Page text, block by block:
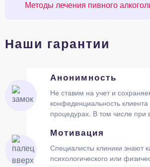
Методы лечения пивного
Наши гарантии
Анонимность
Не ставим на учет и
конфеденциальность клиента
процедурах. В том числе при
Мотивация
Специалисты клиники знают
психологического или